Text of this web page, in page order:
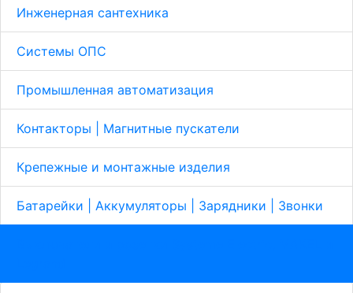
Инженерная сантехника
Системы ОПС
Промышленная автоматизация
Контакторы | Магнитные пускатели
Крепежные и монтажные изделия
Батарейки | Аккумуляторы | Зарядники | Звонки